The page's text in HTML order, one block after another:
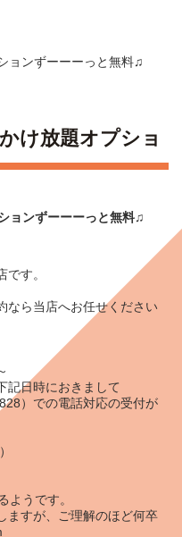
ョンずーーーっと無料♫
け放題オプショ
ョンずーーーっと無料♫
す。
なら当店へお任せください
記日時におきまして
）での電話対応の受付が
ようです。
ますが、ご理解のほど何卒